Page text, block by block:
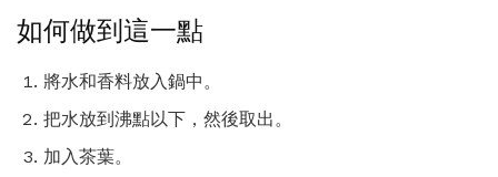
如何做到這一點
將水和香料放入鍋中。
把水放到沸點以下，然後取出。
加入茶葉。